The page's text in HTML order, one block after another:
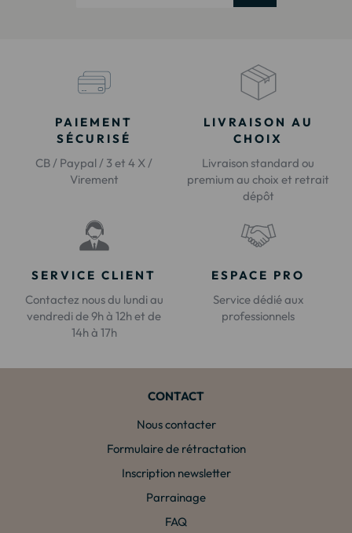
PAIEMENT
SÉCURISÉ
CB / Paypal / 3 et 4 X /
Virement
LIVRAISON AU
CHOIX
Livraison standard ou
premium au choix et retrait
dépôt
SERVICE CLIENT
Contactez nous du lundi au
vendredi de 9h à 12h et de
14h à 17h
ESPACE PRO
Service dédié aux
professionnels
CONTACT
Nous contacter
Formulaire de rétractation
Inscription newsletter
Parrainage
FAQ